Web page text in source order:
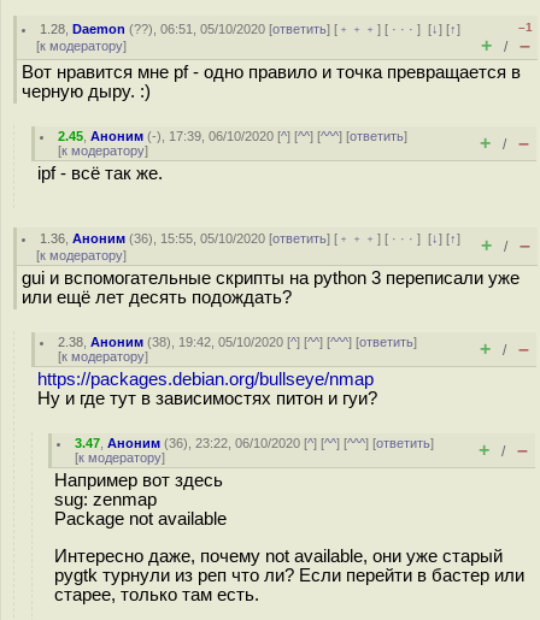
1.28 ,Daemon (??), 06:51, 05/10/2020 [ответить] [ ﹢﹢﹢] [ · · ·][↓] [↑]
[к модератору]
–1
+ / –
Вот нравится мне pf - одно правило и точка превращается в
черную дыру. :)
2.45 ,Аноним (-), 17:39, 06/10/2020 [^] [^^] [^^^] [ответить]
[к модератору] + / –
ipf - всё так же.
1.36 ,Аноним (36), 15:55, 05/10/2020 [ответить] [ ﹢﹢﹢] [ · · ·][↓] [↑]
[к модератору] + / –
gui и вспомогательные скрипты на python 3 переписали уже
или ещё лет десять подождать?
2.38 ,Аноним (38), 19:42, 05/10/2020 [^] [^^] [^^^] [ответить]
[к модератору] + / –
https://packages.debian.org/bullseye/nmap
Ну и где тут в зависимостях питон и гуи?
3.47 ,Аноним (36), 23:22, 06/10/2020 [^] [^^] [^^^] [ответить]
[к модератору] + / –
Например вот здесь
sug: zenmap
Package not available
Интересно даже, почему not available, они уже старый
pygtk турнули из реп что ли? Если перейти в бастер или
старее, только там есть.